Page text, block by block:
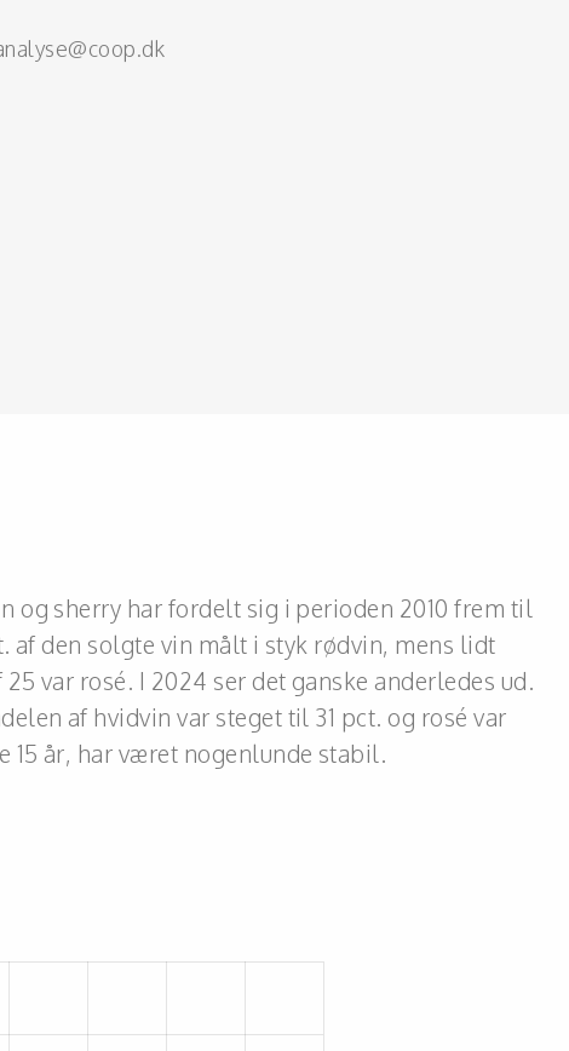
og sherry har fordelt sig i perioden 2010 frem til
af den solgte vin målt i styk rødvin, mens lidt
var rosé. I 2024 ser det ganske anderledes ud.
af hvidvin var steget til 31 pct. og rosé var
15 år, har været nogenlunde stabil.